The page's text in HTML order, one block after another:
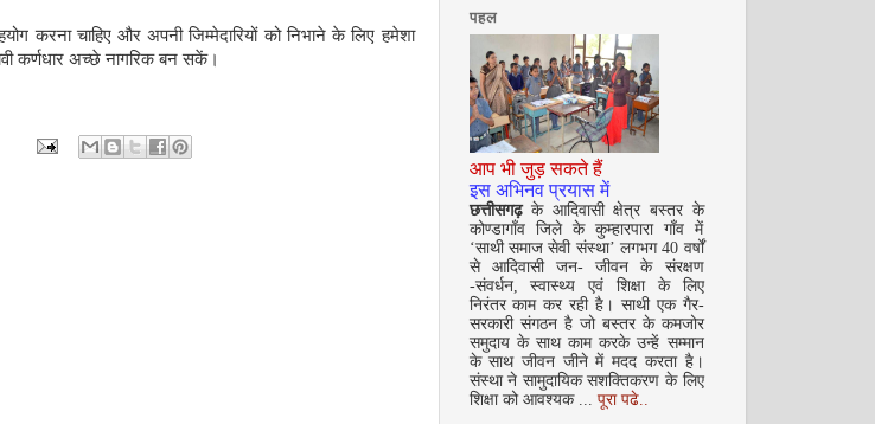
करना चाहिए और अपनी जिम्मेदारियों को निभाने के लिए हमेशा
कर्णधार अच्छे नागरिक बन सकें।
सितम्बर 2008
अक्टूबर 2008
पहल
आप भी जुड़ सकते हैं
इस अभिनव प्रयास में
छत्तीसगढ़के आदिवासी क्षेत्र बस्तर के
कोण्डागाँव जिले के कुम्हारपारा गाँव में
‘साथी समाज सेवी संस्था’ लगभग 40 वर्षों
से आदिवासी जन- जीवन के संरक्षण
-संवर्धन, स्वास्थ्य एवं शिक्षा के लिए
निरंतर काम कर रही है। साथी एक गैर-
सरकारी संगठन है जो बस्तर के कमजोर
समुदाय के साथ काम करके उन्हें सम्मान
के साथ जीवन जीने में मदद करता है।
संस्था ने सामुदायिक सशक्तिकरण के लिए
शिक्षा को आवश्यक ... पूरा पढे..